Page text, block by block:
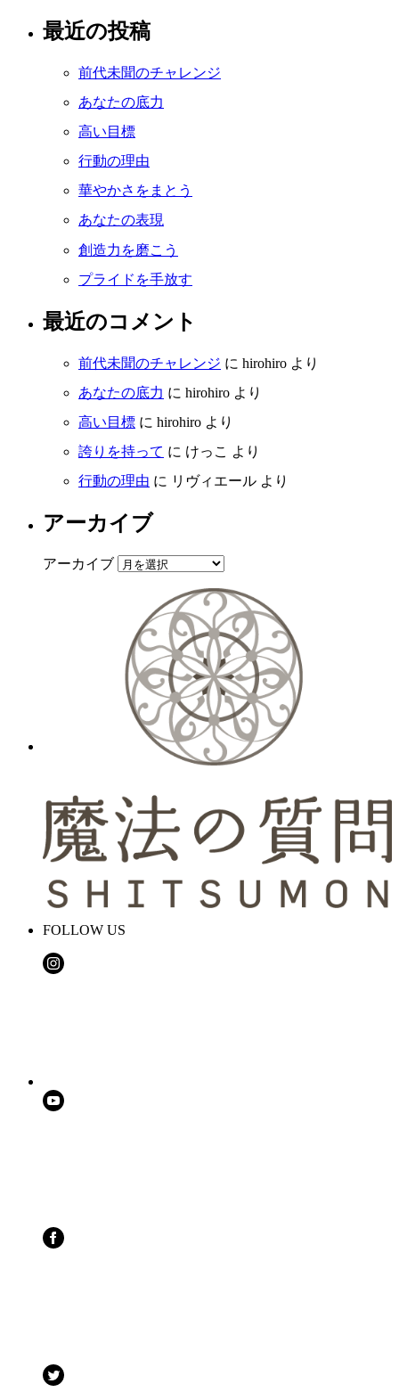
最近の投稿
前代未聞のチャレンジ
あなたの底力
高い目標
行動の理由
華やかさをまとう
あなたの表現
創造力を磨こう
プライドを手放す
最近のコメント
前代未聞のチャレンジ に hirohiro より
あなたの底力 に hirohiro より
高い目標 に hirohiro より
誇りを持って に けっこ より
行動の理由 に リヴィエール より
アーカイブ
アーカイブ
FOLLOW US